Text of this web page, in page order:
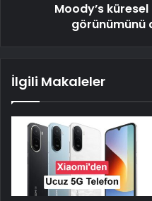
Moody’s
görünümünü
İlgili Makaleler